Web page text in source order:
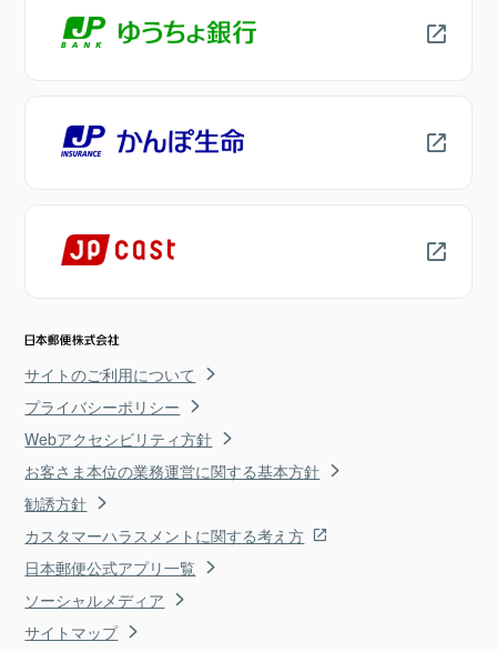
サイトのご利用について
プライバシーポリシー
Webアクセシビリティ方針
お客さま本位の業務運営に関する基本方針
勧誘方針
カスタマーハラスメントに関する考え方
日本郵便公式アプリ一覧
ソーシャルメディア
サイトマップ